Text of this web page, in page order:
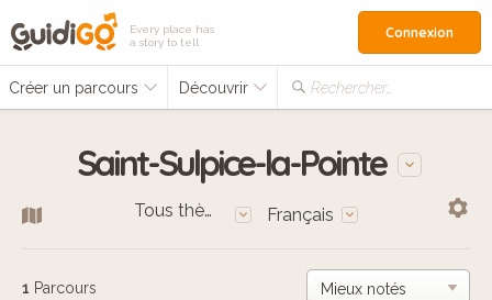
Every place has
a story to tell
Créer un parcours Découvrir Rechercher…
Connexion
Saint-Sulpice-la-Pointe
Tous thèmes Français
1 Parcours